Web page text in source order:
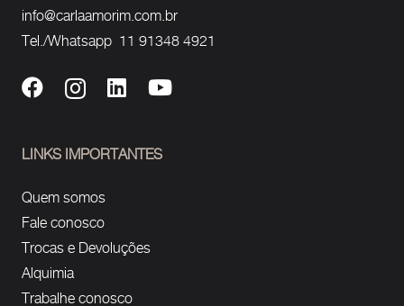
info@carlaamorim.com.br
Tel./Whatsapp 11 91348 4921
LINKS IMPORTANTES
Quem somos
Fale conosco
Trocas e Devoluções
Alquimia
Trabalhe conosco